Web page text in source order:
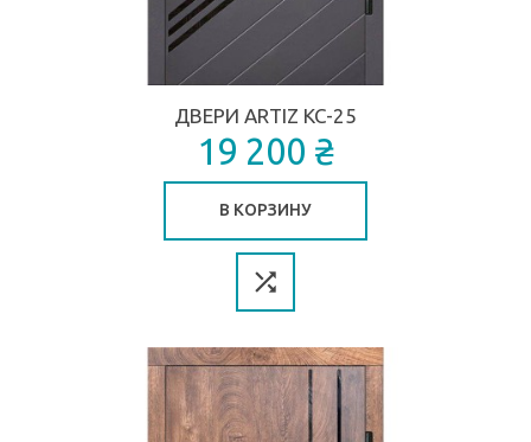
ДВЕРИ ARTIZ КС-25
19 200 ₴
В КОРЗИНУ